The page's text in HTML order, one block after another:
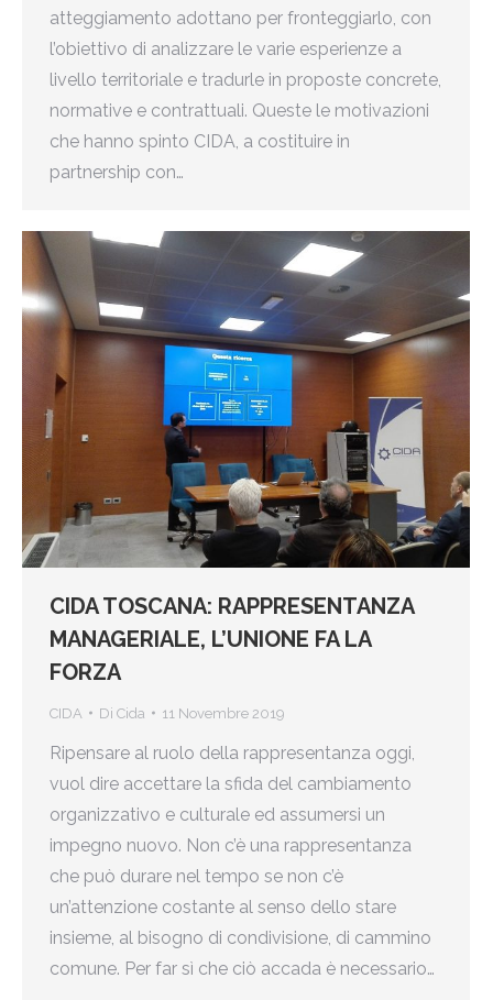
atteggiamento adottano per fronteggiarlo, con
l’obiettivo di analizzare le varie esperienze a
livello territoriale e tradurle in proposte concrete,
normative e contrattuali. Queste le motivazioni
che hanno spinto CIDA, a costituire in
partnership con…
CIDA TOSCANA: RAPPRESENTANZA
MANAGERIALE, L’UNIONE FA LA
FORZA
CIDA Di Cida 11 Novembre 2019
Ripensare al ruolo della rappresentanza oggi,
vuol dire accettare la sfida del cambiamento
organizzativo e culturale ed assumersi un
impegno nuovo. Non c’è una rappresentanza
che può durare nel tempo se non c’è
un’attenzione costante al senso dello stare
insieme, al bisogno di condivisione, di cammino
comune. Per far sì che ciò accada è necessario…